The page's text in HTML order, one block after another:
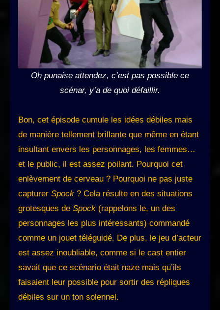
Oh punaise attendez, c’est pas possible ce
scénar, y’a de quoi défaillir.
Bon, cet épisode cumule les idées débiles mais
de manière tellement brillante que même en étant
insultant envers les personnages, les femmes…
et le public, il est assez poilant. Pourquoi cet
enlèvement de cerveau ? Pourquoi ne pas juste
capturer Spock ? Cela résulte en des situations
grotesques de Spock (rappelons le, un des
personnages les plus intéressants) commandé
comme un jouet téléguidé. De plus, le jeu d’acteur
est assez inoubliable, comme si le cast entier
savait que ce scénario était naze mais qu’ils
faisaient leur possible pour sortir des répliques
débiles sur un ton solennel.